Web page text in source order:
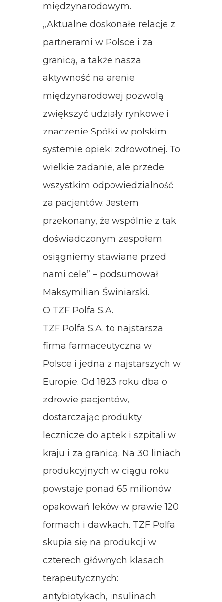
międzynarodowym.
„Aktualne doskonałe relacje z
partnerami w Polsce i za
granicą, a także nasza
aktywność na arenie
międzynarodowej pozwolą
zwiększyć udziały rynkowe i
znaczenie Spółki w polskim
systemie opieki zdrowotnej. To
wielkie zadanie, ale przede
wszystkim odpowiedzialność
za pacjentów. Jestem
przekonany, że wspólnie z tak
doświadczonym zespołem
osiągniemy stawiane przed
nami cele” – podsumował
Maksymilian Świniarski.
O TZF Polfa S.A.
TZF Polfa S.A. to najstarsza
firma farmaceutyczna w
Polsce i jedna z najstarszych w
Europie. Od 1823 roku dba o
zdrowie pacjentów,
dostarczając produkty
lecznicze do aptek i szpitali w
kraju i za granicą. Na 30 liniach
produkcyjnych w ciągu roku
powstaje ponad 65 milionów
opakowań leków w prawie 120
formach i dawkach. TZF Polfa
skupia się na produkcji w
czterech głównych klasach
terapeutycznych:
antybiotykach, insulinach